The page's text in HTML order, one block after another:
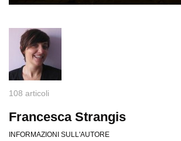
108 articoli
Francesca Strangis
INFORMAZIONI SULL'AUTORE